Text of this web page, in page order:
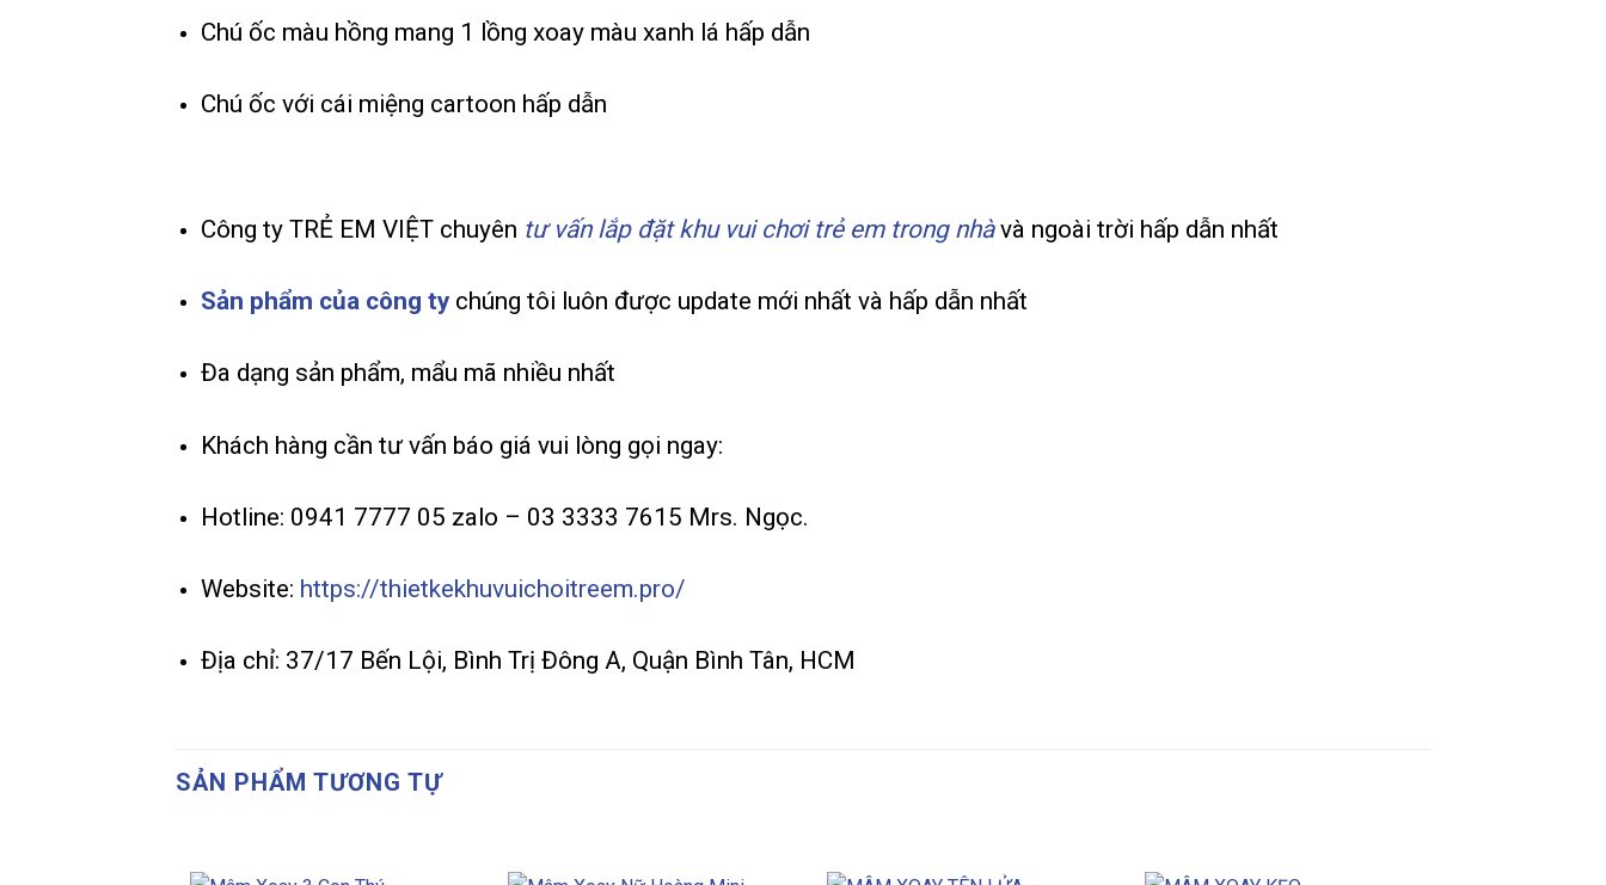
Chú ốc màu hồng mang 1 lồng xoay màu xanh lá hấp dẫn
Chú ốc với cái miệng cartoon hấp dẫn
Công ty TRẺ EM VIỆT chuyên tư vấn lắp đặt khu vui chơi trẻ em trong nhà và ngoài trời hấp dẫn nhất
Sản phẩm của công tychúng tôi luôn được update mới nhất và hấp dẫn nhất
Đa dạng sản phẩm, mẩu mã nhiều nhất
Khách hàng cần tư vấn báo giá vui lòng gọi ngay:
Hotline: 0941 7777 05 zalo – 03 3333 7615 Mrs. Ngọc.
Website: https://thietkekhuvuichoitreem.pro/
Địa chỉ: 37/17 Bến Lội, Bình Trị Đông A, Quận Bình Tân, HCM
SẢN PHẨM TƯƠNG TỰ